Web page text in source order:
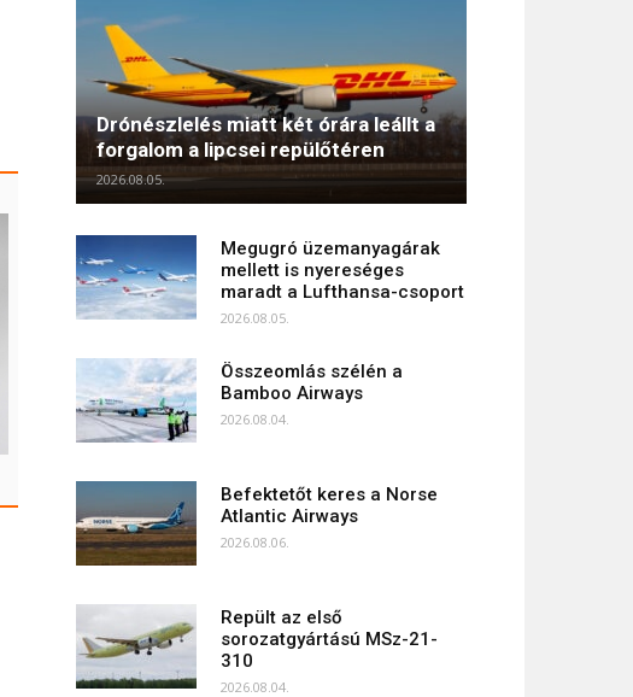
Drónészlelés miatt két órára leállt a
forgalom a lipcsei repülőtéren
2026.08.05.
Megugró üzemanyagárak
mellett is nyereséges
maradt a Lufthansa-csoport
2026.08.05.
Összeomlás szélén a
Bamboo Airways
2026.08.04.
Befektetőt keres a Norse
Atlantic Airways
2026.08.06.
Repült az első
sorozatgyártású MSz-21-
310
2026.08.04.